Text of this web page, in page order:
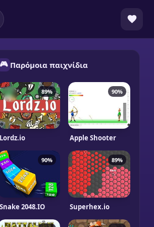
🎮 Παρόμοια παιχνίδια
89%
Lordz.io
90%
Apple Shooter
90%
Snake 2048.IO
89%
Superhex.io